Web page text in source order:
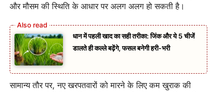
और मौसम की स्थिति के आधार पर अलग अलग हो सकती है।
धान में पहली खाद का सही तरीका: जिंक और ये 5 चीजें
डालते ही कल्ले बढ़ेंगे, फसल बनेगी हरी-भरी
सामान्य तौर पर, नए खरपतवारों को मारने के लिए कम खुराक की